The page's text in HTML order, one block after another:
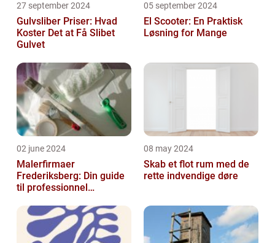
27 september 2024
Gulvsliber Priser: Hvad
Koster Det at Få Slibet
Gulvet
05 september 2024
El Scooter: En Praktisk
Løsning for Mange
02 june 2024
Malerfirmaer
Frederiksberg: Din guide
til professionnel
08 may 2024
Skab et flot rum med de
rette indvendige døre